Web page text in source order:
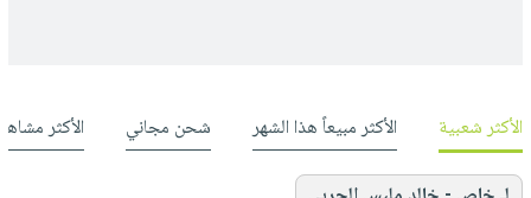
الأكثر شعبية الأكثر مبيعاً هذا الشهر شحن مجاني الأكثر